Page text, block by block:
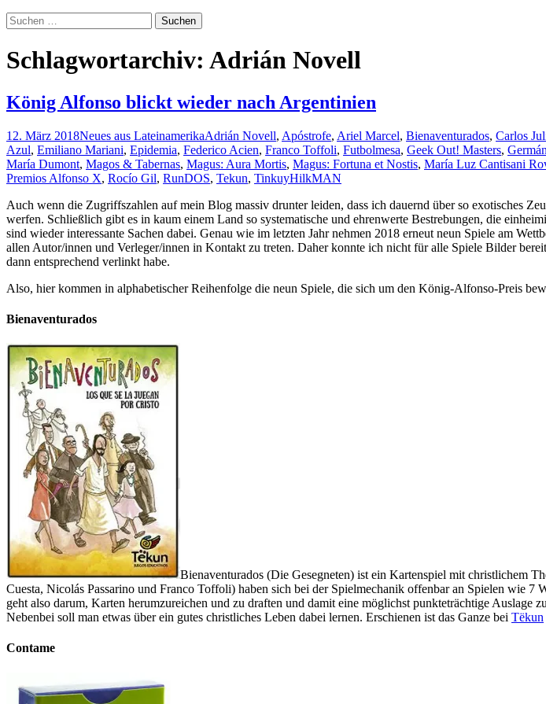
Suchen
nach:
Schlagwortarchiv: Adrián Novell
König Alfonso blickt wieder nach Argentinien
12. März 2018Neues aus LateinamerikaAdrián Novell, Apóstrofe, Ariel Marcel, Bienaventurados, Carlos
Azul, Emiliano Mariani, Epidemia, Federico Acien, Franco Toffoli, Futbolmesa, Geek Out! Masters,
María Dumont, Magos & Tabernas, Magus: Aura Mortis, Magus: Fortuna et Nostis, María Luz Cantisani
Premios Alfonso X, Rocío Gil, RunDOS, Tekun, TinkuyHilkMAN
Auch wenn die Zugriffszahlen auf mein Blog massiv drunter leiden, dass ich dauernd über so exotisches
werfen. Schließlich gibt es in kaum einem Land so systematische und ehrenwerte Bestrebungen, die
sind wieder interessante Sachen dabei. Genau wie im letzten Jahr nehmen 2018 erneut neun Spiele am
allen Autor/innen und Verleger/innen in Kontakt zu treten. Daher konnte ich nicht für alle Spiele Bilder
dann entsprechend verlinkt habe.
Also, hier kommen in alphabetischer Reihenfolge die neun Spiele, die sich um den König-Alfonso-Preis
Bienaventurados
Bienaventurados (Die Gesegneten) ist ein Kartenspiel mit christlichem
Cuesta, Nicolás Passarino und Franco Toffoli) haben sich bei der Spielmechanik offenbar an Spielen wie
geht also darum, Karten herumzureichen und zu draften und damit eine möglichst punkteträchtige
Nebenbei soll man etwas über ein gutes christliches Leben dabei lernen. Erschienen ist das Ganze bei Tëkun
Contame